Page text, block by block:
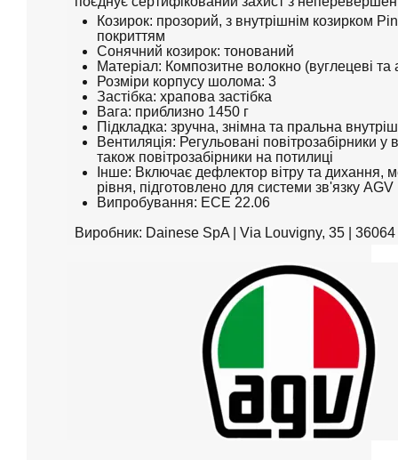
Козирок: прозорий, з внутрішнім козирком
покриттям
Сонячний козирок: тонований
Матеріал: Композитне волокно (вуглецеві та
Розміри корпусу шолома: 3
Застібка: храпова застібка
Вага: приблизно 1450 г
Підкладка: зручна, знімна та пральна
Вентиляція: Регульовані повітрозабірники у
також повітрозабірники на потилиці
Інше: Включає дефлектор вітру та дихання,
рівня, підготовлено для системи зв'язку
Випробування: ECE 22.06
Виробник: Dainese SpA | Via Louvigny, 35 | 36064